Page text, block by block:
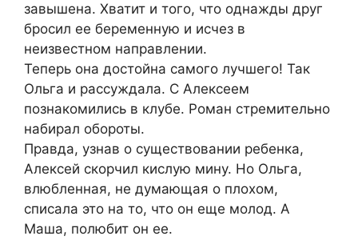
завышена. Хватит и того, что однажды друг
бросил ее беременную и исчез в
неизвестном направлении.
Теперь она достойна самого лучшего! Так
Ольга и рассуждала. С Алексеем
познакомились в клубе. Роман стремительно
набирал обороты.
Правда, узнав о существовании ребенка,
Алексей скорчил кислую мину. Но Ольга,
влюбленная, не думающая о плохом,
списала это на то, что он еще молод. А
Маша, полюбит он ее.